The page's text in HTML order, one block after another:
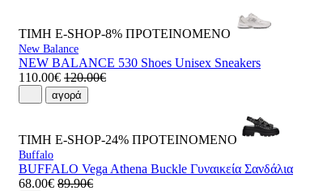
ΤΙΜΗ E-SHOP-8% ΠΡΟΤΕΙΝΟΜΕΝΟ
New Balance
NEW BALANCE 530 Shoes Unisex Sneakers
110.00€ 120.00€
αγορά
ΤΙΜΗ E-SHOP-24% ΠΡΟΤΕΙΝΟΜΕΝΟ
Buffalo
BUFFALO Vega Athena Buckle Γυναικεία Σανδάλια
68.00€ 89.90€